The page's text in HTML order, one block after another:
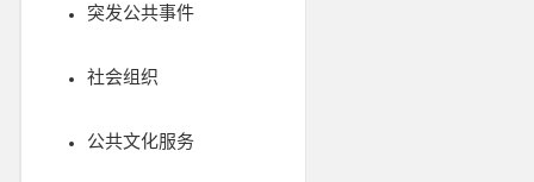
突发公共事件
社会组织
公共文化服务